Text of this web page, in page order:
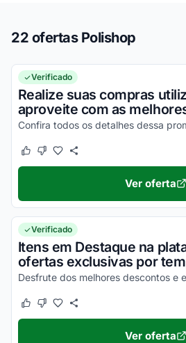
22 ofertas Polishop
Verificado
Realize suas compras
aproveite com as
Este cupom funcionou
Este cupom não funcionou
Ver oferta
Verificado
Itens em Destaque na
ofertas exclusivas por
Este cupom funcionou
Este cupom não funcionou
Ver oferta